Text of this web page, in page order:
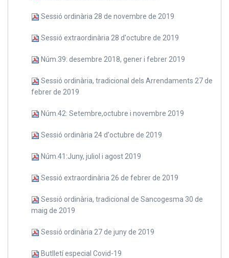
Sessió ordinària 28 de novembre de 2019
Sessió extraordinària 28 d'octubre de 2019
Núm.39: desembre 2018, gener i febrer 2019
Sessió ordinària, tradicional dels Arrendaments 27 de
febrer de 2019
Núm.42: Setembre,octubre i novembre 2019
Sessió ordinària 24 d'octubre de 2019
Núm.41:Juny, juliol i agost 2019
Sessió extraordinària 26 de febrer de 2019
Sessió ordinària, tradicional de Sancogesma 30 de
maig de 2019
Sessió ordinària 27 de juny de 2019
Butlletí especial Covid-19